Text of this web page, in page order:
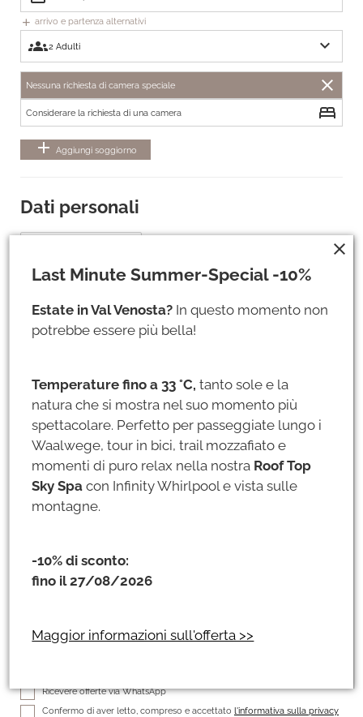
add arrivo e partenza alternativi
groups expand_more
Nessuna richiesta di camera speciale close
Considerare la richiesta di una camera
bed
add Aggiungi soggiorno
Dati personali
In modo da potervi consigliare personalmente!
Raggiungibilità telefonica
campi indirizzo aggiuntivi
Nessun interesse particolare
Ricevere offerte via WhatsApp
Confermo di aver letto, compreso e accettato l'informativa sulla privacy
Last Minute Summer-Special -10%
Estate in Val Venosta? In questo momento non
potrebbe essere più bella!
Temperature fino a 33 °C, tanto sole e la
natura che si mostra nel suo momento più
spettacolare. Perfetto per passeggiate lungo i
Waalwege, tour in bici, trail mozzafiato e
momenti di puro relax nella nostra Roof Top
Sky Spa con Infinity Whirlpool e vista sulle
montagne.
-10% di sconto:
fino il 27/08/2026
Maggior informazioni sull'offerta >>
close